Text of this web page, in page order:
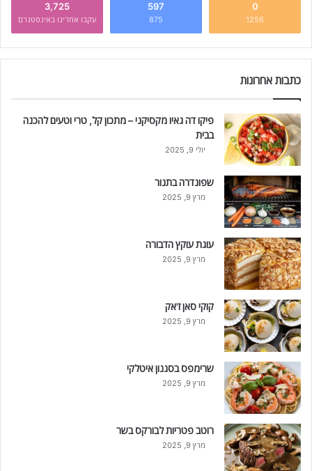
0
1256
597
875
3,725
עקבו אחרינו באינסטגרם
כתבות אחרונות
פיקו דה גאיו מקסיקני – מתכון קל, טרי וטעים להכנה
בבית
יולי 9, 2025
שפונדרה בתנור
מרץ 9, 2025
עוגת עוקץ הדבורה
מרץ 9, 2025
קוקי סאן ז'אק
מרץ 9, 2025
שרימפס בסגנון איטלקי
מרץ 9, 2025
רוטב פטריות לבורקס בשר
מרץ 9, 2025